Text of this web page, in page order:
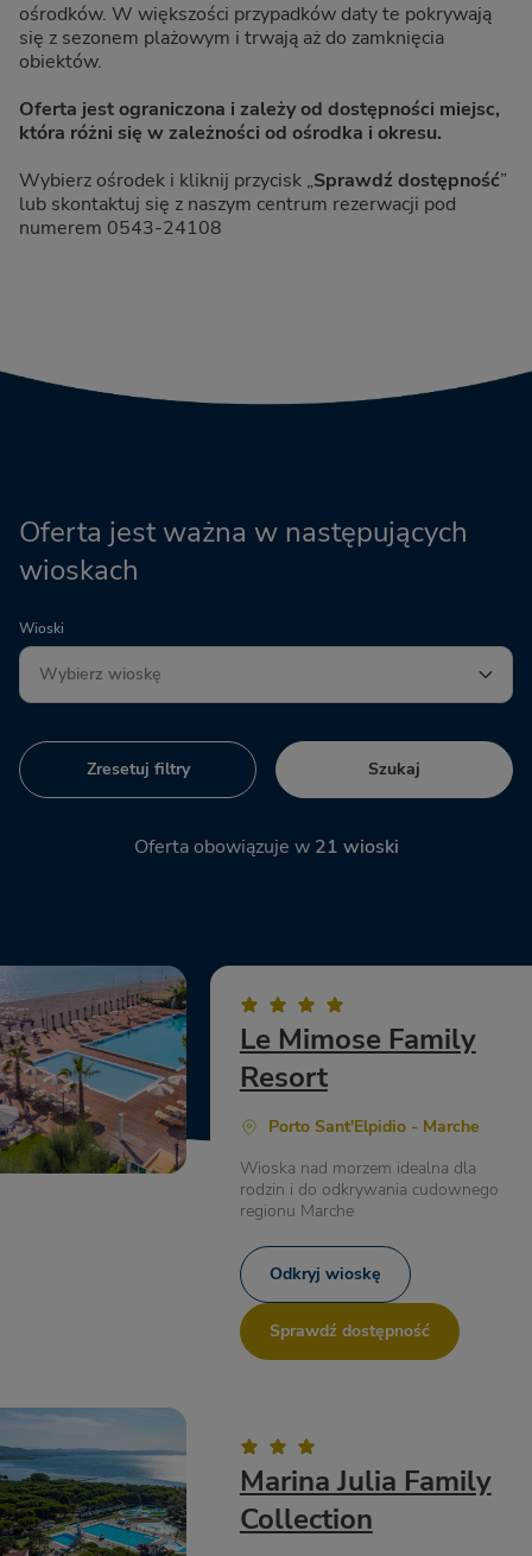
ośrodków. W większości przypadków daty te pokrywają
się z sezonem plażowym i trwają aż do zamknięcia
obiektów.
Oferta jest ograniczona i zależy od dostępności miejsc,
która różni się w zależności od ośrodka i okresu.
Wybierz ośrodek i kliknij przycisk „Sprawdź dostępność”
lub skontaktuj się z naszym centrum rezerwacji pod
numerem 0543-24108
Oferta jest ważna w następujących
wioskach
Wioski
Zresetuj filtry Szukaj
Oferta obowiązuje w 21 wioski
Le Mimose Family
Resort
Porto Sant'Elpidio - Marche
Wioska nad morzem idealna dla
rodzin i do odkrywania cudownego
regionu Marche
Odkryj wioskę
Sprawdź dostępność
Marina Julia Family
Collection